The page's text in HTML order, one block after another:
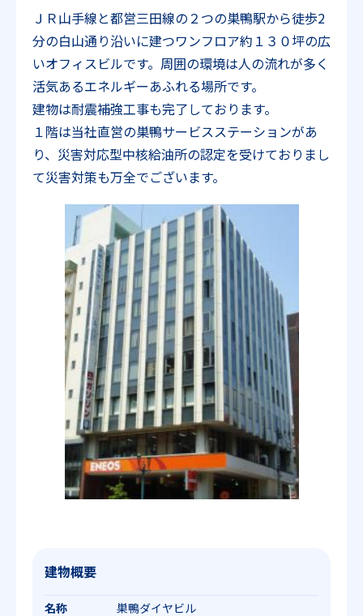
ＪＲ山手線と都営三田線の２つの巣鴨駅から徒歩2
分の白山通り沿いに建つワンフロア約１３０坪の広
いオフィスビルです。周囲の環境は人の流れが多く
活気あるエネルギーあふれる場所です。
建物は耐震補強工事も完了しております。
１階は当社直営の巣鴨サービスステーションがあ
り、災害対応型中核給油所の認定を受けておりまし
て災害対策も万全でございます。
建物概要
名称 巣鴨ダイヤビル